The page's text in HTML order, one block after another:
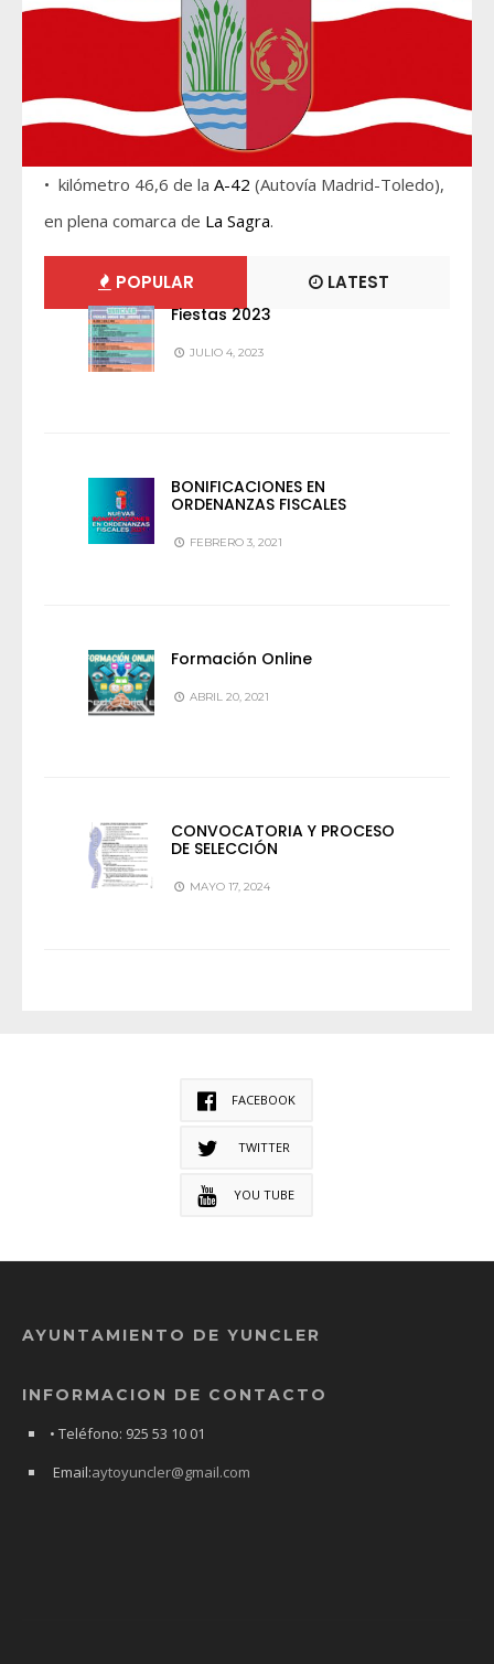
• kilómetro 46,6 de la A-42 (Autovía Madrid-Toledo),
en plena comarca de La Sagra.
POPULAR LATEST
Fiestas 2023
JULIO 4, 2023
BONIFICACIONES EN
ORDENANZAS FISCALES
FEBRERO 3, 2021
Formación Online
ABRIL 20, 2021
CONVOCATORIA Y PROCESO
DE SELECCIÓN
MAYO 17, 2024
FACEBOOK
TWITTER
YOU TUBE
AYUNTAMIENTO DE YUNCLER
INFORMACION DE CONTACTO
• Teléfono: 925 53 10 01
Email:aytoyuncler@gmail.com